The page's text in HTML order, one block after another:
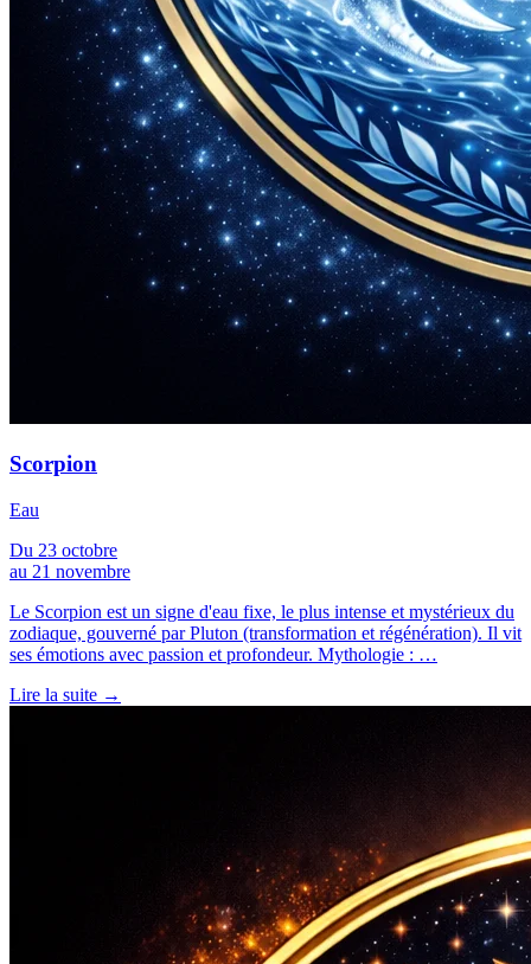
Scorpion
Eau
Du 23 octobre
au 21 novembre
Le Scorpion est un signe d'eau fixe, le plus intense et mystérieux du
zodiaque, gouverné par Pluton (transformation et régénération). Il vit
ses émotions avec passion et profondeur. Mythologie : …
Lire la suite →